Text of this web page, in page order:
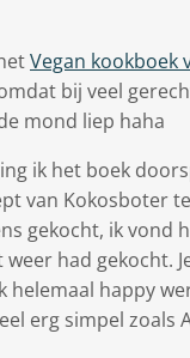
Vegan kookboek
bij veel
mond liep haha
ik het boek
van Kokosboter
gekocht, ik vond
had gekocht.
helemaal happy
erg simpel zoals